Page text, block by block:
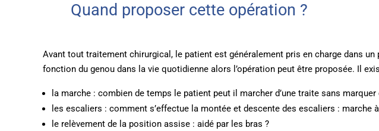
Quand proposer cette opération ?
Avant tout traitement chirurgical, le patient est généralement pris en charge dans
fonction du genou dans la vie quotidienne alors l’opération peut être proposée. Il
la marche : combien de temps le patient peut il marcher d’une traite sans
les escaliers : comment s’effectue la montée et descente des escaliers : marche
le relèvement de la position assise : aidé par les bras ?